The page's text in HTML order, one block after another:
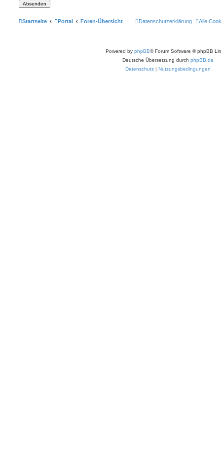
Startseite Portal Foren-Übersicht Alle
Datenschutzerklärung
Powered by phpBB® Forum Software © phpBB
Deutsche Übersetzung durch phpBB.de
Datenschutz | Nutzungsbedingungen